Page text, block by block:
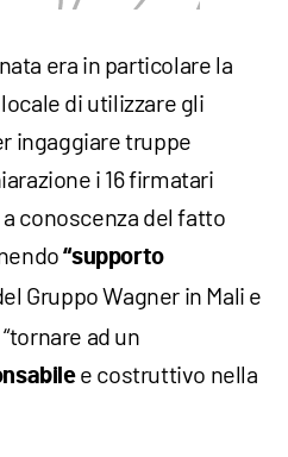
era in particolare la
di utilizzare gli
ingaggiare truppe
i 16 firmatari
conoscenza del fatto
“supporto
Gruppo Wagner in Mali e
ad un
e costruttivo nella